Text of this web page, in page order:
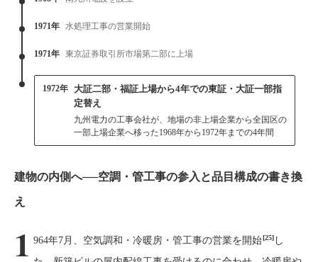
1971年 水処理工事の営業開始
1971年 東京証券取引所市場第二部に上場
1972年 大証二部・福証上場から4年での東証・大証一部指
定替え
九州電力の工事会社が、地場の非上場企業から全国区の
一部上場企業へ移った1968年から1972年までの4年間
建物の内側へ──空調・管工事の参入と品目構成の書き換
え
1 964年7月、空気調和・冷暖房・管工事の営業を開始[25] し